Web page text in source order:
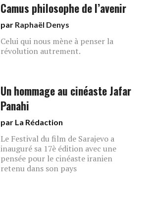
Camus philosophe de l’avenir
par Raphaël Denys
Celui qui nous mène à penser la
révolution autrement.
Un hommage au cinéaste Jafar
Panahi
par La Rédaction
Le Festival du film de Sarajevo a
inauguré sa 17è édition avec une
pensée pour le cinéaste iranien
retenu dans son pays